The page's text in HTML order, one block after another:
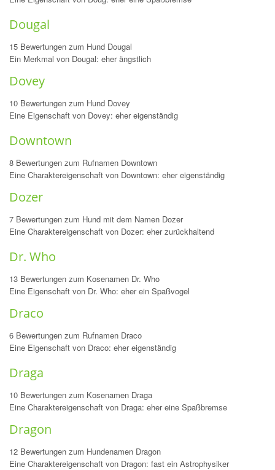
Dougal
15 Bewertungen zum Hund Dougal
Ein Merkmal von Dougal: eher ängstlich
Dovey
10 Bewertungen zum Hund Dovey
Eine Eigenschaft von Dovey: eher eigenständig
Downtown
8 Bewertungen zum Rufnamen Downtown
Eine Charaktereigenschaft von Downtown: eher eigenständig
Dozer
7 Bewertungen zum Hund mit dem Namen Dozer
Eine Charaktereigenschaft von Dozer: eher zurückhaltend
Dr. Who
13 Bewertungen zum Kosenamen Dr. Who
Eine Eigenschaft von Dr. Who: eher ein Spaßvogel
Draco
6 Bewertungen zum Rufnamen Draco
Eine Eigenschaft von Draco: eher eigenständig
Draga
10 Bewertungen zum Kosenamen Draga
Eine Charaktereigenschaft von Draga: eher eine Spaßbremse
Dragon
12 Bewertungen zum Hundenamen Dragon
Eine Charaktereigenschaft von Dragon: fast ein Astrophysiker